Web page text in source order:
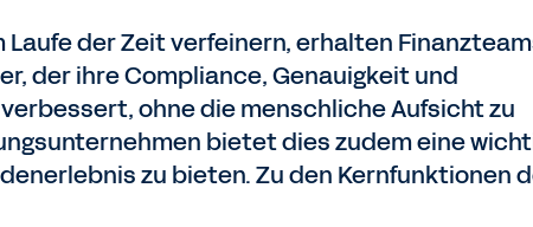
Laufe der Zeit verfeinern, erhalten
der ihre Compliance, Genauigkeit und
ohne die menschliche Aufsicht zu
bietet dies zudem eine
zu bieten. Zu den Kernfunktionen